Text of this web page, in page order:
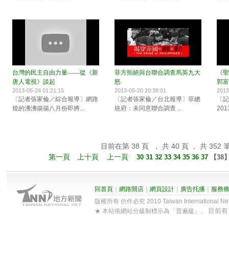
台灣的民主自由力量——從《新
唐人電視》談起
2013-05-24 01:21:15
〔記者張家倫／綜合報導〕網路
燒的沸沸揚揚八月份即將...
菲方拒絕與台聯合調查馬英九大
怒
2013-05-20 20:38:01
〔記者張家倫／台北報導〕菲總
統府：未同意聯合調查 ...
《
郭
〔
目前在第 38 頁 ， 共 40 頁 ， 共 352
第一頁
上十頁 上一頁 30 31 32 33 34 35 36 37 【38
回首頁 網路開店 網頁設計 廣告托播
服務
版權所有 仿作必究 2010 Taiwan International
★ 本站依網站分級制標示為「普遍級」。
目前